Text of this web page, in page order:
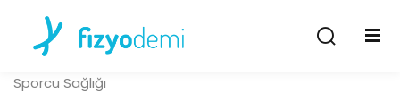
Sporcu Sağlığı
Giriş Yap